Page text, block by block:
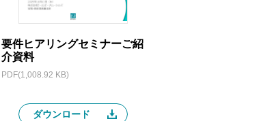
要件ヒアリングセミナーご紹
介資料
PDF(1,008.92 KB)
ダウンロード